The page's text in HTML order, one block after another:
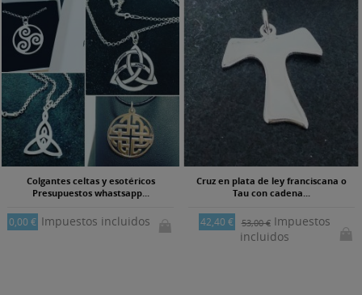
Colgantes celtas y esotéricos
Presupuestos whastsapp...
0,00 € Impuestos incluidos
Cruz en plata de ley franciscana o
Tau con cadena...
42,40 € 53,00 €Impuestos
incluidos